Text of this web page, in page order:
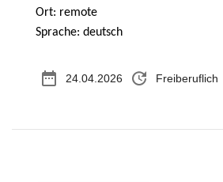
Ort: remote
Sprache: deutsch
date_range 24.04.2026 update Freiberuflich